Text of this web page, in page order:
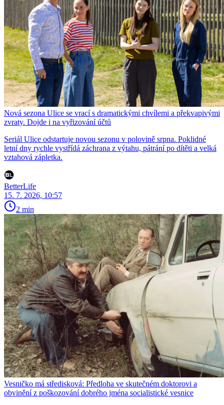
Nová sezona Ulice se vrací s dramatickými chvílemi a překvapivými
zvraty. Dojde i na vyřizování účtů
Seriál Ulice odstartuje novou sezonu v polovině srpna. Poklidné
letní dny rychle vystřídá záchrana z výtahu, pátrání po dítěti a velká
vztahová zápletka.
BetterLife
15. 7. 2026, 10:57
2 min
Vesničko má středisková: Předloha ve skutečném doktorovi a
obvinění z poškozování dobrého jména socialistické vesnice